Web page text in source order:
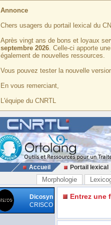
Annonce
Chers usagers du portail lexical du
Après vingt ans de bons et loyaux
septembre 2026. Celle-ci apporte
également de nouvelles ressources.
Vous pouvez tester la nouvelle
En vous remerciant,
L'équipe du CNRTL
Accueil Portail lexical
Morphologie
Dicosyn
CRISCO
Entrez une